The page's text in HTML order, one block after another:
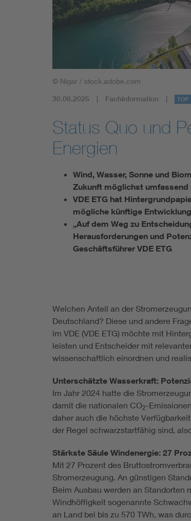
Mobility
© Nigar / stock.adobe.com
30.06.2025 Fachinformation TOP
Status Quo und
Energien
Wind, Wasser, Sonne und
Zukunft möglichst umfassend
VDE ETG hat
mögliche künftige
„Auf dem Weg zu
Herausforderungen und
Geschäftsführer VDE ETG
Welchen Anteil an der
Deutschland? Diese und andere
im VDE (VDE ETG) möchte mit
leisten und Entscheider mit
wissenschaftlich einordnen und
Unterschätzte Wasserkraft:
Im Jahr 2024 hatte die
damit die nationalen CO2-
daher auch die höchste
der Regel schwarzstartfähig sind,
Stärkste Säule Windenergie: 27
Mit 27 Prozent des
Stromerzeugung. An günstigen
Beim Ausbau werden an
Windhöffigkeit sogenannte
an Land bei bis zu 570 TWh, was